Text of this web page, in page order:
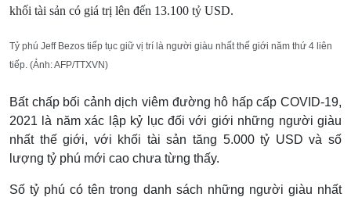
khối tài sản có giá trị lên đến 13.100 tỷ USD.
Tỷ phú Jeff Bezos tiếp tục giữ vị trí là người giàu nhất thế giới năm thứ 4 liên
tiếp. (Ảnh: AFP/TTXVN)
Bất chấp bối cảnh dịch viêm đường hô hấp cấp COVID-19,
2021 là năm xác lập kỷ lục đối với giới những người giàu
nhất thế giới, với khối tài sản tăng 5.000 tỷ USD và số
lượng tỷ phú mới cao chưa từng thấy.
Số tỷ phú có tên trong danh sách những người giàu nhất